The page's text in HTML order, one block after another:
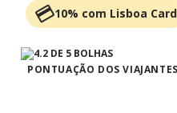
10% com Lisboa Card
PONTUAÇÃO DOS